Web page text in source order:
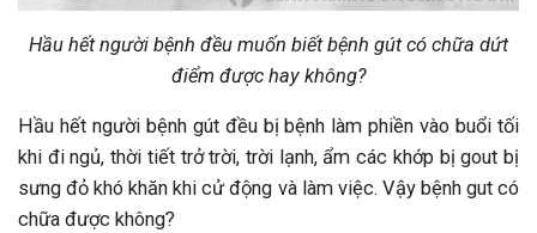
Hầu hết người bệnh đều muốn biết bệnh gút có chữa dứt
điểm được hay không?
Hầu hết người bệnh gút đều bị bệnh làm phiền vào buổi tối
khi đi ngủ, thời tiết trở trời, trời lạnh, ẩm các khớp bị gout bị
sưng đỏ khó khăn khi cử động và làm việc. Vậy bệnh gut có
chữa được không?